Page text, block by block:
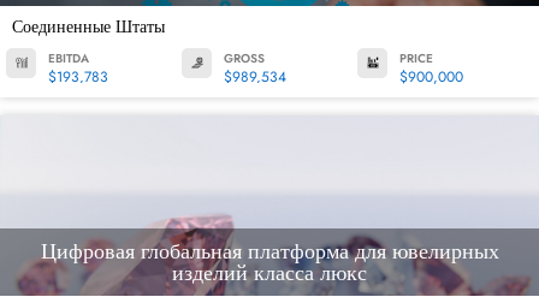
Соединенные Штаты
EBITDA
$193,783
GROSS
$989,534
PRICE
$900,000
Цифровая глобальная платформа для ювелирных
изделий класса люкс